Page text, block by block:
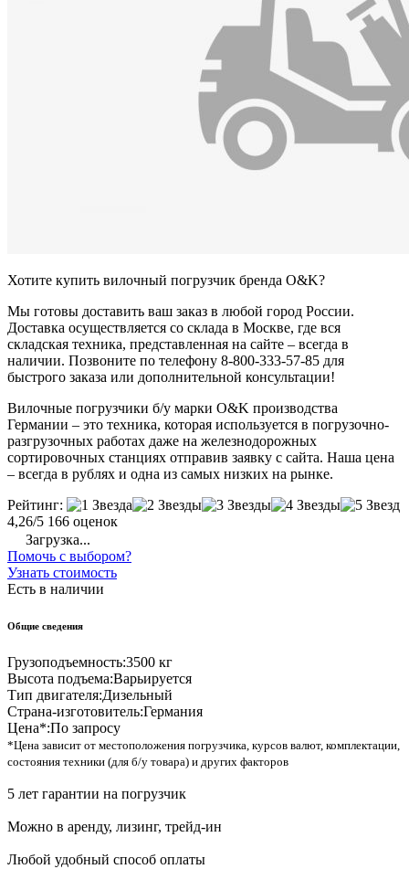
Хотите купить вилочный погрузчик бренда O&K?
Мы готовы доставить ваш заказ в любой город России.
Доставка осуществляется со склада в Москве, где вся
складская техника, представленная на сайте – всегда в
наличии. Позвоните по телефону 8-800-333-57-85 для
быстрого заказа или дополнительной консультации!
Вилочные погрузчики б/у марки O&K производства
Германии – это техника, которая используется в погрузочно-
разгрузочных работах даже на железнодорожных
сортировочных станциях отправив заявку с сайта. Наша цена
– всегда в рублях и одна из самых низких на рынке.
Рейтинг:
4,26/5 166 оценок
Загрузка...
Помочь с выбором?
Узнать стоимость
Есть в наличии
Общие сведения
Грузоподъемность:3500 кг
Высота подъема:Варьируется
Тип двигателя:Дизельный
Страна-изготовитель:Германия
Цена*:По запросу
*Цена зависит от местоположения погрузчика, курсов валют, комплектации,
состояния техники (для б/у товара) и других факторов
5 лет гарантии на погрузчик
Можно в аренду, лизинг, трейд-ин
Любой удобный способ оплаты